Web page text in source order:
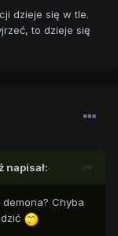
dzieje się w tle.
to dzieje się
napisał:
Chyba